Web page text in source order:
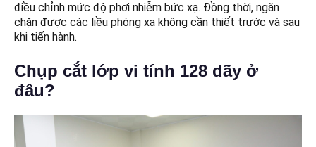
điều chỉnh mức độ phơi nhiễm bức xạ. Đồng thời, ngăn
chặn được các liều phóng xạ không cần thiết trước và sau
khi tiến hành.
Chụp cắt lớp vi tính 128 dãy ở
đâu?